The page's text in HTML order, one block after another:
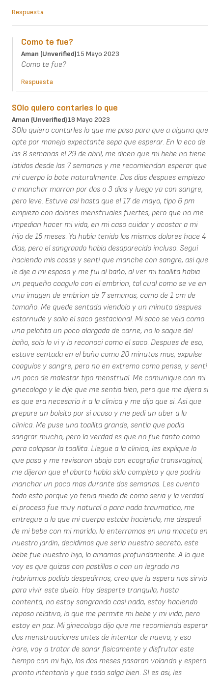
Respuesta
Como te fue?
Aman (unverified)15 Mayo 2023
Como te fue?
Respuesta
SOlo quiero contarles lo que
Aman (unverified)18 Mayo 2023
SOlo quiero contarles lo que me paso para que a alguna que
opte por manejo expectante sepa que esperar. En la eco de
las 8 semanas el 29 de abril, me dicen que mi bebe no tiene
latidos desde las 7 semanas y me recomiendan esperar que
mi cuerpo lo bote naturalmente. Dos dias despues empiezo
a manchar marron por dos o 3 dias y luego ya con sangre,
pero leve. Estuve asi hasta que el 17 de mayo, tipo 6 pm
empiezo con dolores menstruales fuertes, pero que no me
impedian hacer mi vida, en mi caso cuidar y acostar a mi
hijo de 15 meses. Ya habia tenido los mismos dolores hace 4
dias, pero el sangraado habia desaparecido incluso. Segui
haciendo mis cosas y senti que manche con sangre, asi que
le dije a mi esposo y me fui al baño, al ver mi toallita habia
un pequeño coagulo con el embrion, tal cual como se ve en
una imagen de embrion de 7 semanas, como de 1 cm de
tamaño. Me quede sentada viendolo y un minuto despues
estornude y salio el saco gestacional. Mi saco se veia como
una pelotita un poco alargada de carne, no lo saque del
baño, solo lo vi y lo reconoci como el saco. Despues de eso,
estuve sentada en el baño como 20 minutos mas, expulse
coagulos y sangre, pero no en extremo como pense, y senti
un poco de malestar tipo menstrual. Me comunique con mi
ginecologo y le dije que me sentia bien, pero que me dijera si
es que era necesario ir a la clinica y me dijo que si. Asi que
prepare un bolsito por si acaso y me pedi un uber a la
clinica. Me puse una toallita grande, sentia que podia
sangrar mucho, pero la verdad es que no fue tanto como
para colapsar la toallita. Llegue a la clinica, les explique lo
que paso y me revisaron abajo con ecografia transvaginal,
me dijeron que el aborto habia sido completo y que podria
manchar un poco mas durante dos semanas. Les cuento
todo esto porque yo tenia miedo de como seria y la verdad
el proceso fue muy natural o para nada traumatico, me
entregue a lo que mi cuerpo estaba haciendo, me despedi
de mi bebe con mi marido, lo enterramos en una maceta en
nuestro jardin, decidimos que seria nuestro secreto, este
bebe fue nuestro hijo, lo amamos profundamente. A lo que
voy es que quizas con pastillas o con un legrado no
habriamos podido despedirnos, creo que la espera nos sirvio
para vivir este duelo. Hoy desperte tranquila, hasta
contenta, no estoy sangrando casi nada, estoy haciendo
reposo relativo, lo que me permite mi bebe y mi vida, pero
estoy en paz. Mi ginecologo dijo que me recomienda esperar
dos menstruaciones antes de intentar de nuevo, y eso
hare, voy a tratar de sanar fisicamente y disfrutar este
tiempo con mi hijo, los dos meses pasaran volando y espero
pronto intentarlo y que todo salga bien. SI es asi, les